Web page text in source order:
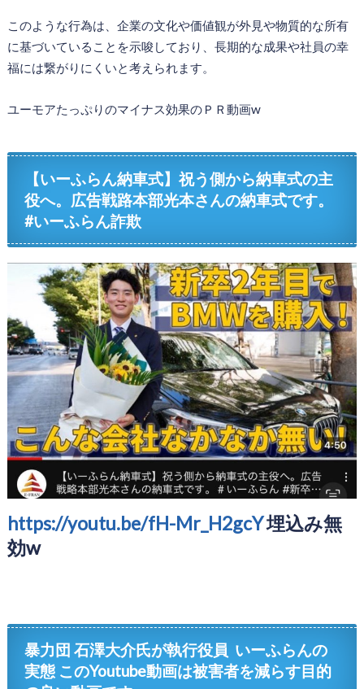
このような行為は、企業の文化や価値観が外見や物質的な所有
に基づいていることを示唆しており、長期的な成果や社員の幸
福には繋がりにくいと考えられます。
ユーモアたっぷりのマイナス効果のＰＲ動画w
【いーふらん納車式】祝う側から納車式の主
役へ。広告戦路本部光本さんの納車式です。
#いーふらん詐欺
https://youtu.be/fH-Mr_H2gcY埋込み無
効w
暴力団 石澤大介氏が執行役員 いーふらんの
実態 このYoutube動画は被害者を減らす目的